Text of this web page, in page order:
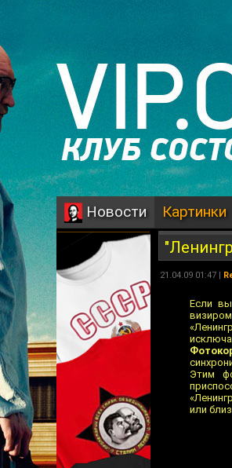
Новости Картинки
21.04.09 01:47 |
Если вы
Этим
или